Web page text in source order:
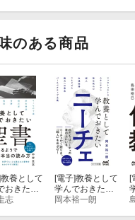
のある商品
教養として
おきたい
志
[電子]教養として
学んでおきたい
ニーチェ
岡本裕一朗
[